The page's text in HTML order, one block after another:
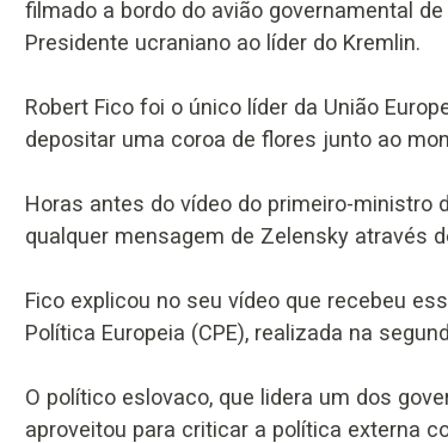
filmado a bordo do avião governamental
Presidente ucraniano ao líder do Kremlin.
Robert Fico foi o único líder da União
depositar uma coroa de flores junto ao
Horas antes do vídeo do primeiro-ministro
qualquer mensagem de Zelensky através
Fico explicou no seu vídeo que recebeu
Política Europeia (CPE), realizada na
O político eslovaco, que lidera um dos
aproveitou para criticar a política externa